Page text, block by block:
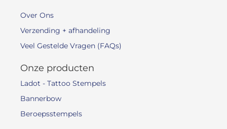
Over Ons
Verzending + afhandeling
Veel Gestelde Vragen (FAQs)
Onze producten
Ladot - Tattoo Stempels
Bannerbow
Beroepsstempels